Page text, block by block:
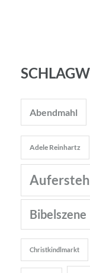
Abendmahl
Adele Reinhartz
Bibelszene
Christkindlmarkt